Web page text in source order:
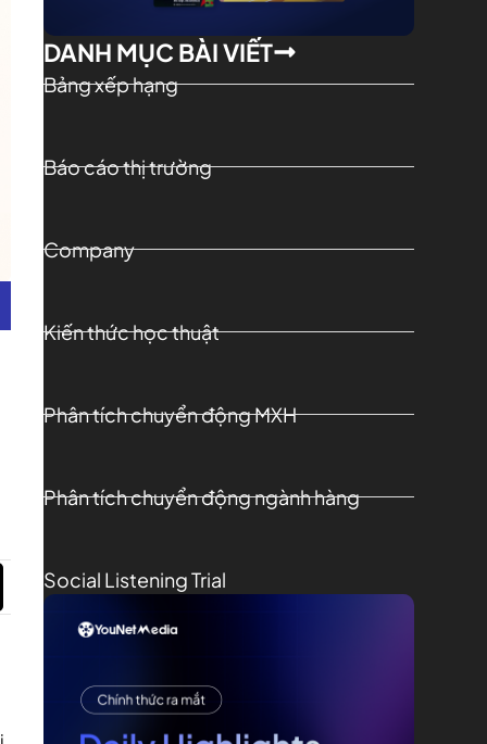
DANH MỤC BÀI VIẾT
Bảng xếp hạng
Báo cáo thị trường
Company
Kiến thức học thuật
Phân tích chuyển động MXH
Phân tích chuyển động ngành hàng
Social Listening Trial